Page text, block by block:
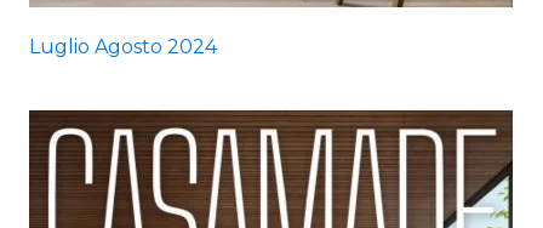
Luglio Agosto 2024